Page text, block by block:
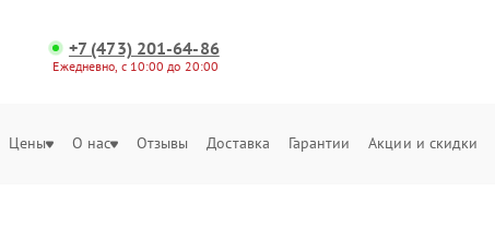
+7 (473) 201-64-86
Ежедневно, с 10:00 до 20:00
Цены О нас Отзывы Доставка Гарантии Акции и скидки